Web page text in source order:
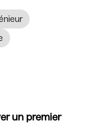
un premier